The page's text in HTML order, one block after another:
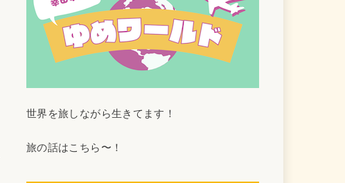
世界を旅しながら生きてます！
旅の話はこちら〜！